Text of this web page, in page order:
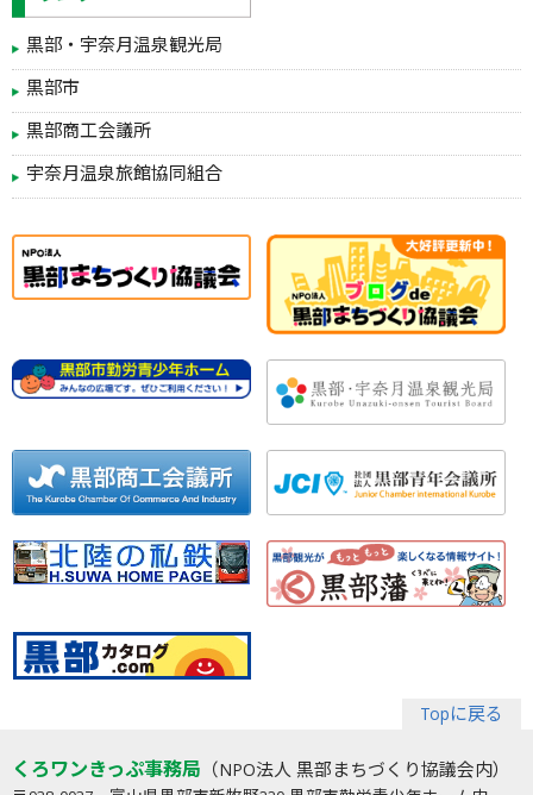
黒部・宇奈月温泉観光局
黒部市
黒部商工会議所
宇奈月温泉旅館協同組合
Topに戻る
くろワンきっぷ事務局 （NPO法人 黒部まちづくり協議会内）